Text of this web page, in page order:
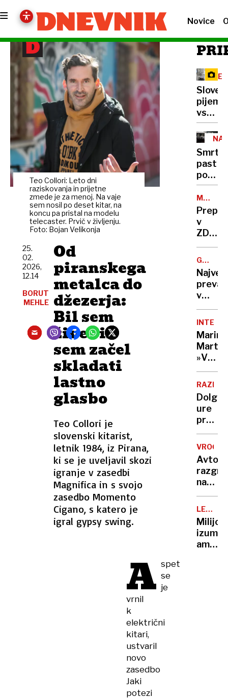
Novice
Teo Collori: Leto dni
raziskovanja in prijetne
zmede je za menoj. Na vaje
sem nosil po deset kitar, na
koncu pa pristal na modelu
telecaster. Prvič v življenju.
Foto: Bojan Velikonja
Od
piranskega
metalca do
džezerja:
Bil sem
živec in
sem začel
skladati
lastno
glasbo
Teo Collori je
slovenski kitarist,
letnik 1984, iz Pirana,
ki se je uveljavil skozi
igranje v zasedbi
Magnifica in s svojo
zasedbo Momento
Cigano, s katero je
igral gypsy swing.
25.
02.
2026,
12.14
BORUT
MEHLE
A spet
se
je
vrnil
k
električni
kitari,
ustvaril
novo
zasedbo
Jaki
potezi
pijemo
vse
manj
mleka,
pa
se
nekoč
izdelki
NA
past
pod
400
mrtvih
na
leto,
a je
v
Evropi
še ni
MOŽNI
v
ZDA:
Putin
bi
lahko
Nato,
znane
tudi
tarče
GREGOR
v
ljudem
državo,
ki
sploh
ni
Marina
»V
eni
roki
nosiš
žalost,
v
drugi
Dolge
ure
pred
To je
ena
navad
za
vaše
Avto,
na
soncu?
S
tem
15-
trikom
KUHARJI